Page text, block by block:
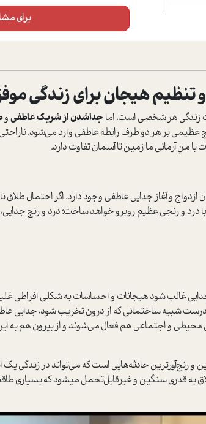
برای
تنظيم هيجان براي زندگي
زندگي هر شخصي است، اما جداشدن از شريک عاطفيو
عظيمي بر هر دو طرف رابطه عاطفي وارد مي‌شود.
آرماني ما زمين تا آسمان تفاوت دارد.
و آغاز جدايي عاطفي وجود دارد. اگر احتمال
با درد و رنجي عظيم روبرو خواهد ساخت؛ درد و رنج
غالب شود هيجانات و احساسات به شکلي افراطي
شبيه ساختماني که از درون تخريب شود، جدايي
محيطي و اجتماعي هم فعال مي‌شوند و از بيرون هم
و رنج‌آورترين حادثه‌هايي است که مي‌تواند در
به قدري سنگين و غير‌قابل‌تحمل ميشود که بسياري